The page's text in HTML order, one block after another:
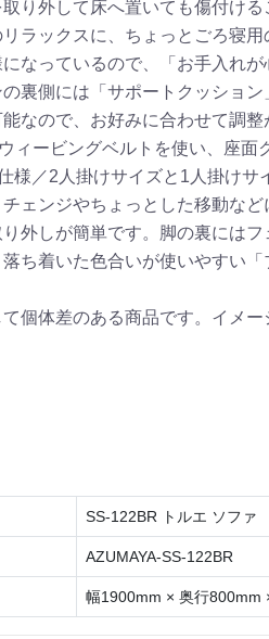
り外して床へ置いても傷付け
ラックスに、ちょっとごろ寝
なっているので、「お手入れ
裏側には「サポートクッショ
なので、お好みに合わせて調
ィービングベルトを使い、座
様／2人掛けサイズと1人掛け
ェンジやちょっとした移動な
外しが簡単です。脚の裏には
落ち着いた色合いが使いやすい
個体差のある商品です。イメー
SS-122BR トルエ ソファ
AZUMAYA-SS-122BR
幅1900mm × 奥行800mm